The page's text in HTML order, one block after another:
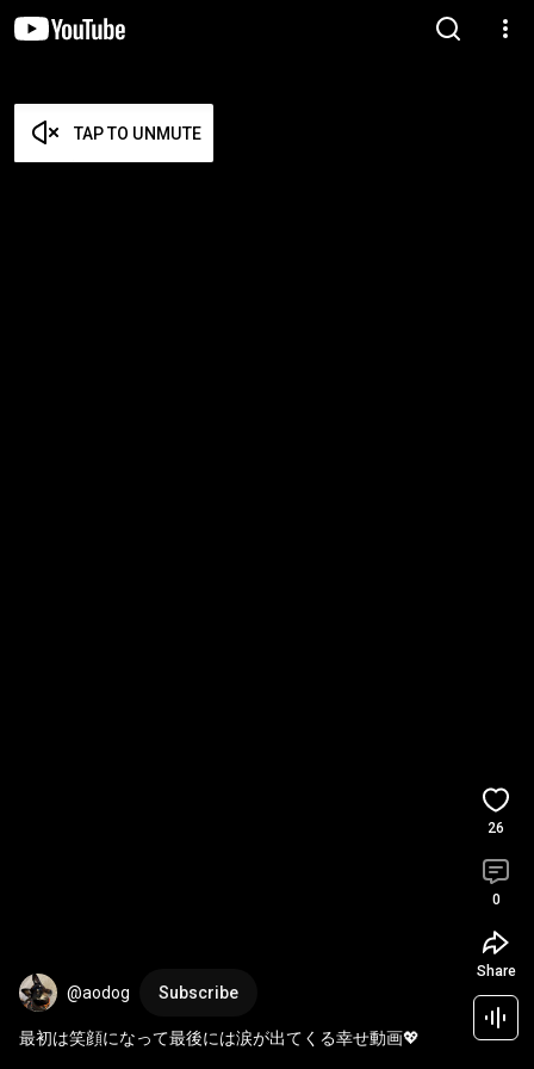
TAP TO UNMUTE
@aodog Subscribe
最初は笑顔になって最後には涙が出てくる幸せ動画💖
26
0
Share